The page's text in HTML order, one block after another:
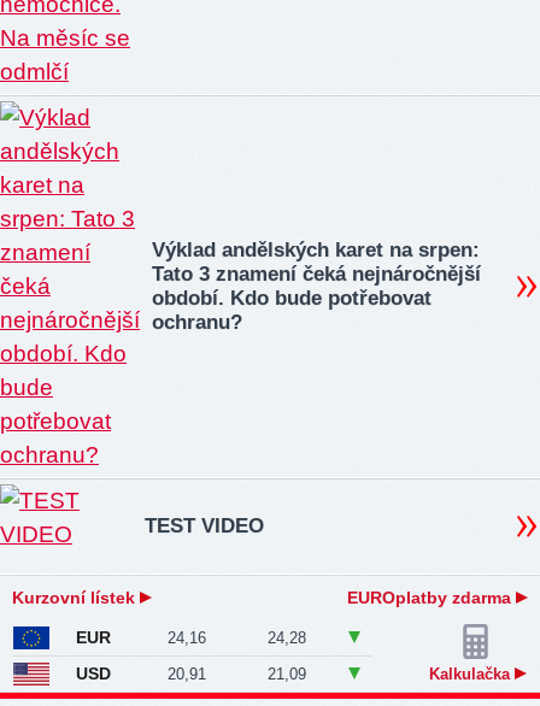
Výklad andělských karet na srpen:
Tato 3 znamení čeká nejnáročnější
období. Kdo bude potřebovat
ochranu?
TEST VIDEO
Kurzovní lístek EUROplatby zdarma
EUR 24,16 24,28
USD 20,91 21,09 Kalkulačka